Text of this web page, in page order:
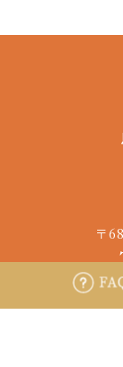
〒